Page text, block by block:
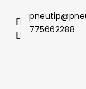
pneutip@
775662288